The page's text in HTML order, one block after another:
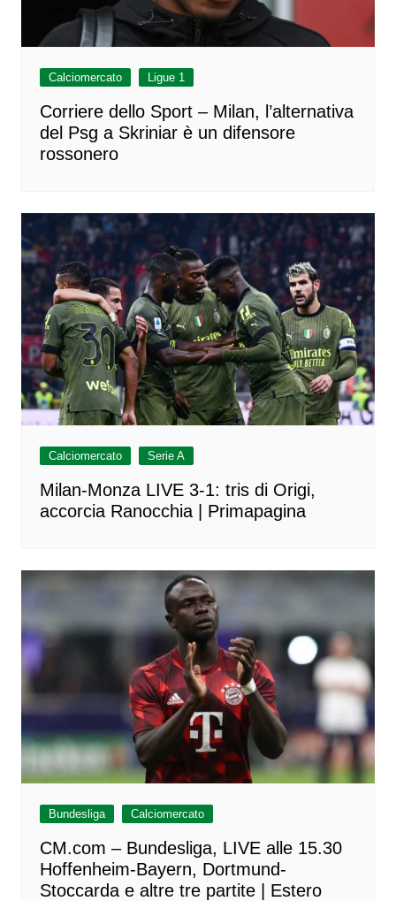
Calciomercato Ligue 1
Corriere dello Sport – Milan, l’alternativa
del Psg a Skriniar è un difensore
rossonero
Calciomercato Serie A
Milan-Monza LIVE 3-1: tris di Origi,
accorcia Ranocchia | Primapagina
Bundesliga Calciomercato
CM.com – Bundesliga, LIVE alle 15.30
Hoffenheim-Bayern, Dortmund-
Stoccarda e altre tre partite | Estero